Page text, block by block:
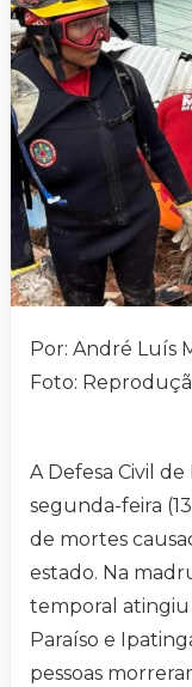
Por: André Luís
Foto:
A Defesa Civil
segunda-feira
de mortes
estado. Na
temporal atingiu
Paraíso e
pessoas